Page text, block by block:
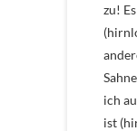
zu!
ich
ist